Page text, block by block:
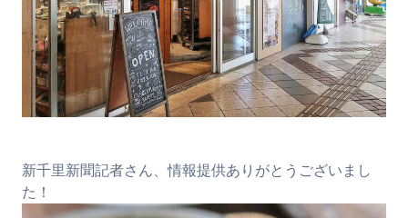
新千里新聞記者さん、情報提供ありがとうございまし
た！